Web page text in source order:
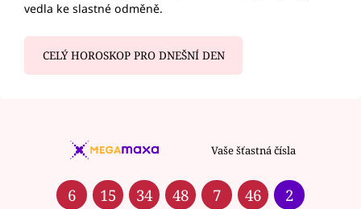
vedla ke slastné odměně.
CELÝ HOROSKOP PRO DNEŠNÍ DEN
Vaše šťastná čísla
6 15 34 48 7 46 2